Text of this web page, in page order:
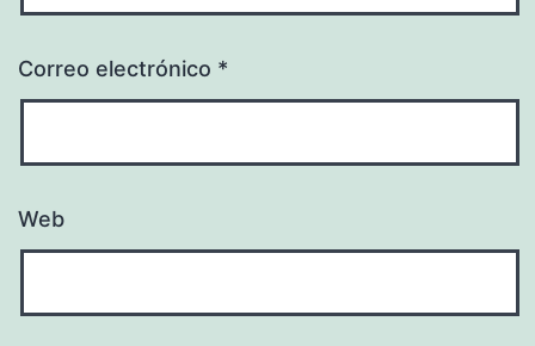
Correo electrónico *
Web